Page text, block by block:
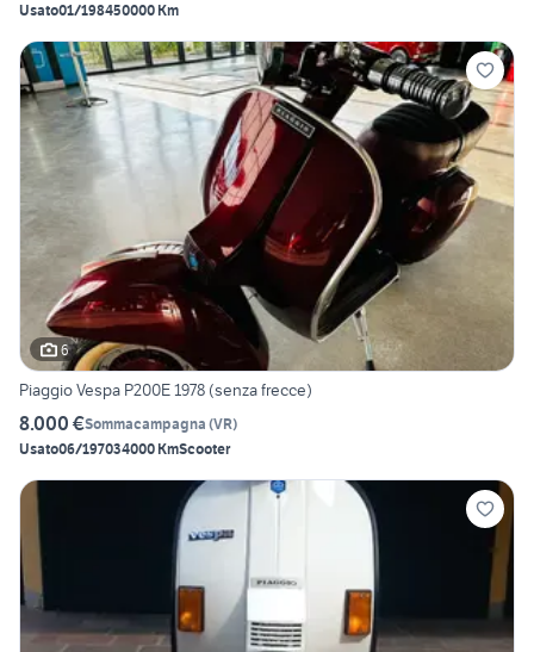
Usato01/198450000 Km
6
Piaggio Vespa P200E 1978 (senza frecce)
8.000 €Sommacampagna (VR)
Usato06/197034000 KmScooter